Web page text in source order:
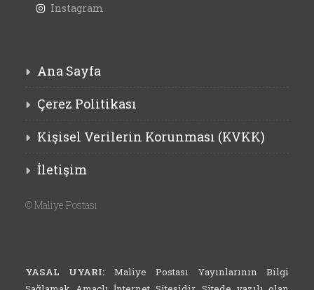
Instagram
Ana Sayfa
Çerez Politikası
Kişisel Verilerin Korunması (KVKK)
İletişim
©Maliye Postası
YASAL UYARI: Maliye Postası Yayınlarının Bilgi